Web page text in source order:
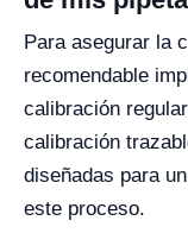
Para asegurar la
recomendable
calibración
calibración
diseñadas para
este proceso.